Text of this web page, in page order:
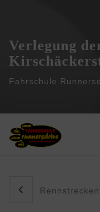
Verlegung
Fahrschule